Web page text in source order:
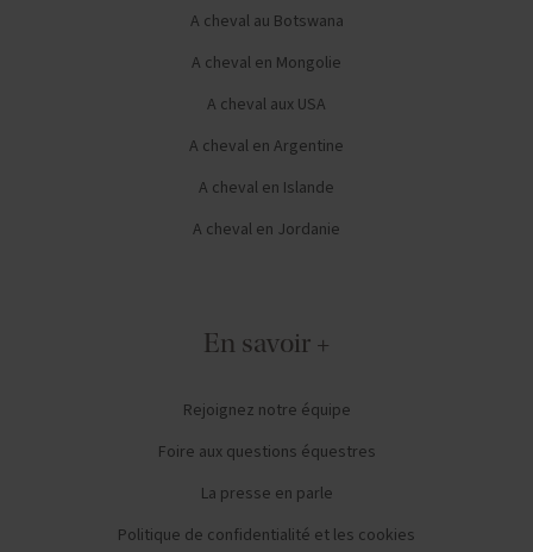
A cheval au Botswana
A cheval en Mongolie
A cheval aux USA
A cheval en Argentine
A cheval en Islande
A cheval en Jordanie
En savoir +
Rejoignez notre équipe
Foire aux questions équestres
La presse en parle
Politique de confidentialité et les cookies